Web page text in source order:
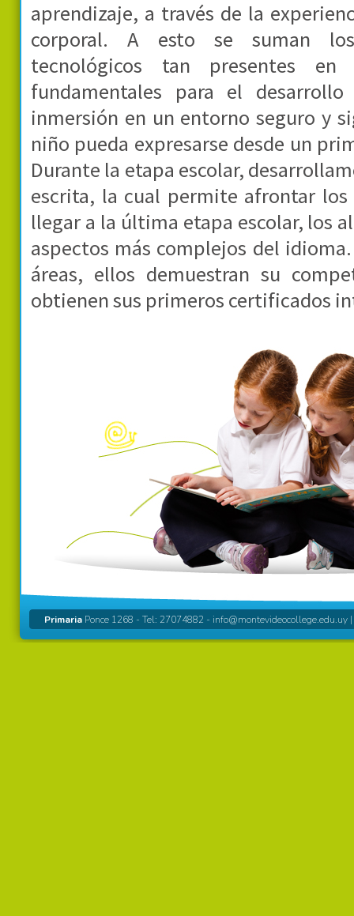
aprendizaje, a través de la
corporal. A esto se suman
tecnológicos tan presentes
fundamentales para el
inmersión en un entorno seguro y
niño pueda expresarse desde un
Durante la etapa escolar,
escrita, la cual permite afrontar
llegar a la última etapa escolar, los
aspectos más complejos del
áreas, ellos demuestran su
obtienen sus primeros certificados
Primaria Ponce 1268 - Tel: 27074882 - info@montevideocollege.edu.uy |